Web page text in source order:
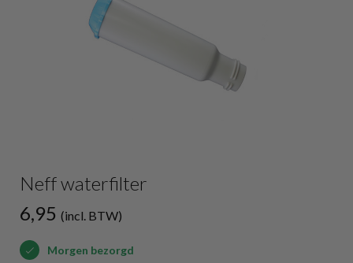
Neff waterfilter
6,95 (incl. BTW)
Morgen bezorgd